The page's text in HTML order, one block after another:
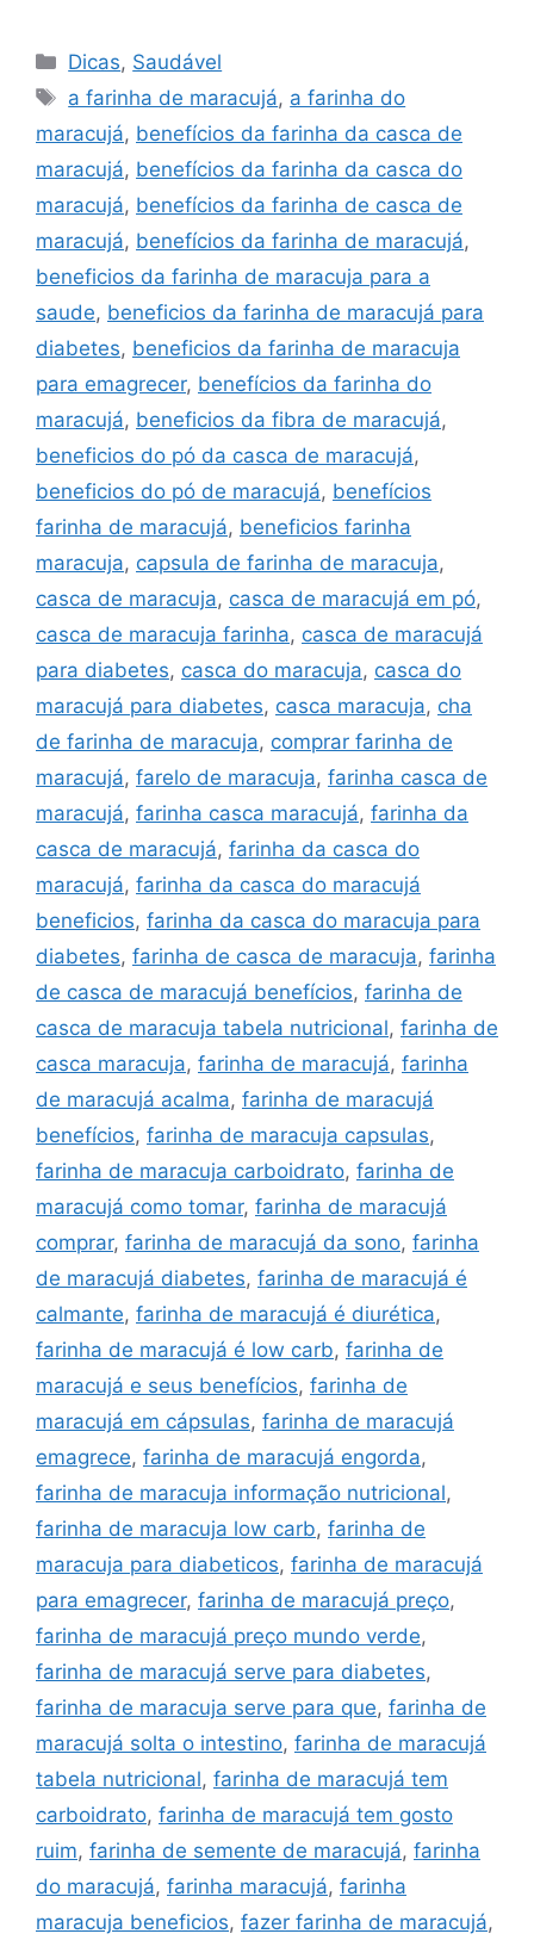
Categorias
Dicas, Saudável
Tags
a farinha de maracujá, a farinha do
maracujá, benefícios da farinha da casca de
maracujá, benefícios da farinha da casca do
maracujá, benefícios da farinha de casca de
maracujá, benefícios da farinha de maracujá,
beneficios da farinha de maracuja para a
saude, beneficios da farinha de maracujá para
diabetes, beneficios da farinha de maracuja
para emagrecer, benefícios da farinha do
maracujá, beneficios da fibra de maracujá,
beneficios do pó da casca de maracujá,
beneficios do pó de maracujá, benefícios
farinha de maracujá, beneficios farinha
maracuja, capsula de farinha de maracuja,
casca de maracuja, casca de maracujá em pó,
casca de maracuja farinha, casca de maracujá
para diabetes, casca do maracuja, casca do
maracujá para diabetes, casca maracuja, cha
de farinha de maracuja, comprar farinha de
maracujá, farelo de maracuja, farinha casca de
maracujá, farinha casca maracujá, farinha da
casca de maracujá, farinha da casca do
maracujá, farinha da casca do maracujá
beneficios, farinha da casca do maracuja para
diabetes, farinha de casca de maracuja, farinha
de casca de maracujá benefícios, farinha de
casca de maracuja tabela nutricional, farinha de
casca maracuja, farinha de maracujá, farinha
de maracujá acalma, farinha de maracujá
benefícios, farinha de maracuja capsulas,
farinha de maracuja carboidrato, farinha de
maracujá como tomar, farinha de maracujá
comprar, farinha de maracujá da sono, farinha
de maracujá diabetes, farinha de maracujá é
calmante, farinha de maracujá é diurética,
farinha de maracujá é low carb, farinha de
maracujá e seus benefícios, farinha de
maracujá em cápsulas, farinha de maracujá
emagrece, farinha de maracujá engorda,
farinha de maracuja informação nutricional,
farinha de maracuja low carb, farinha de
maracuja para diabeticos, farinha de maracujá
para emagrecer, farinha de maracujá preço,
farinha de maracujá preço mundo verde,
farinha de maracujá serve para diabetes,
farinha de maracuja serve para que, farinha de
maracujá solta o intestino, farinha de maracujá
tabela nutricional, farinha de maracujá tem
carboidrato, farinha de maracujá tem gosto
ruim, farinha de semente de maracujá, farinha
do maracujá, farinha maracujá, farinha
maracuja beneficios, fazer farinha de maracujá,